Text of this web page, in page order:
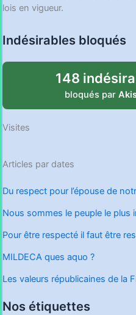
lois en vigueur.
Indésirables bloqués
148
bloqués par
Visites
Articles par dates
Du respect pour l’épouse de
Nous sommes le peuple le plus
Pour être respecté il faut être
MILDECA ques aquo ?
Les valeurs républicaines de la
Nos étiquettes